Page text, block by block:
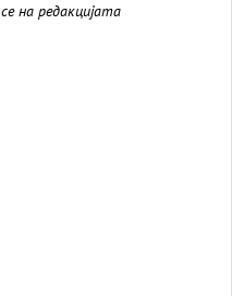
на редакцијата